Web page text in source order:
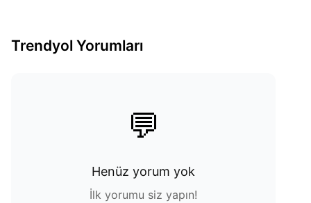
Trendyol Yorumları
💬
Henüz yorum yok
İlk yorumu siz yapın!